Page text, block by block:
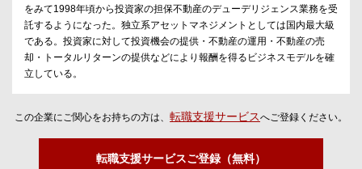
をみて1998年頃から投資家の担保不動産のデューデリジェンス業務を受
託するようになった。独立系アセットマネジメントとしては国内最大級
である。投資家に対して投資機会の提供・不動産の運用・不動産の売
却・トータルリターンの提供などにより報酬を得るビジネスモデルを確
立している。
この企業にご関心をお持ちの方は、 転職支援サービスへご登録ください。
転職支援サービスご登録（無料）